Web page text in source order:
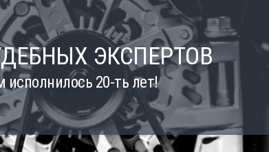
ЭКСПЕРТОВ
исполнилось 20-ть лет!